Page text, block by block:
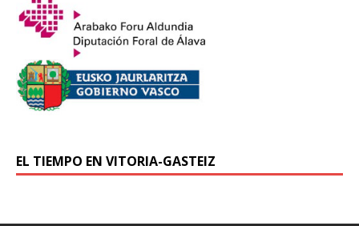
EL TIEMPO EN VITORIA-GASTEIZ